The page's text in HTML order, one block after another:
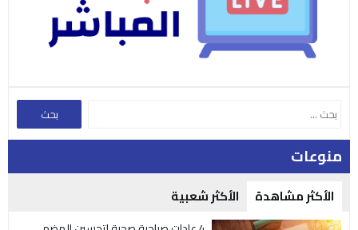
منوعات
الأكثر مشاهدة الأكثر شعبية